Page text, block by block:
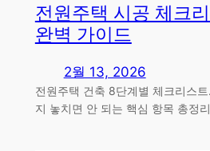
전원주택 시공 체크
완벽 가이드
2월 13, 2026
전원주택 건축 8단계별 체크리스
지 놓치면 안 되는 핵심 항목 총정